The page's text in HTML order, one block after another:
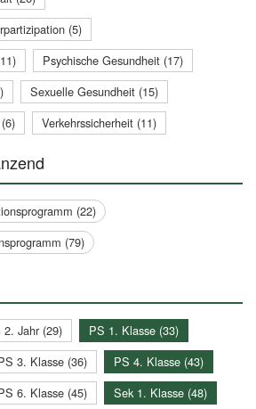
(5)
Psychische Gesundheit (17)
Sexuelle Gesundheit (15)
Verkehrssicherheit (11)
(22)
(79)
2. Jahr (29)
PS 1. Klasse (33)
3. Klasse (36)
PS 4. Klasse (43)
6. Klasse (45)
Sek 1. Klasse (48)